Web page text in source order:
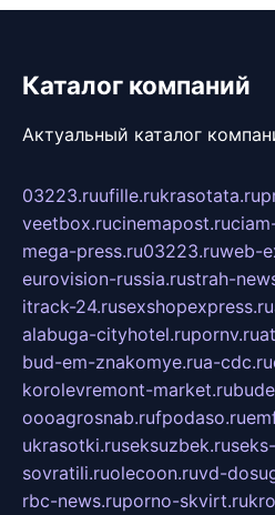
Каталог компаний
Актуальный каталог
03223.ruufille.rukrasotata.ru
veetbox.rucinemapost.ru
mega-press.ru03223.ruweb-
eurovision-russia.rustrah-
itrack-24.rusexshopexpress.ru
alabuga-cityhotel.rupornv.ru
bud-em-znakomye.rua-cdc.ru
korolevremont-market.ru
oooagrosnab.rufpodaso.ru
ukrasotki.ruseksuzbek.ru
sovratili.ruolecoon.ruvd-
rbc-news.ruporno-skvirt.ru